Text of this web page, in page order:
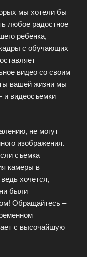
мы хотели бы
любое радостное
ребенка,
с обучающих
видео со своим
вашей жизни мы
и видеосъемки
не могут
изображения.
съемка
камеры в
хочется,
были
Обращайтесь –
с высочайшую